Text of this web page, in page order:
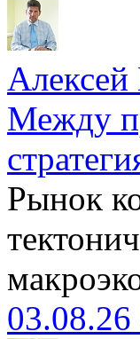
Между
Рынок
03.08.26